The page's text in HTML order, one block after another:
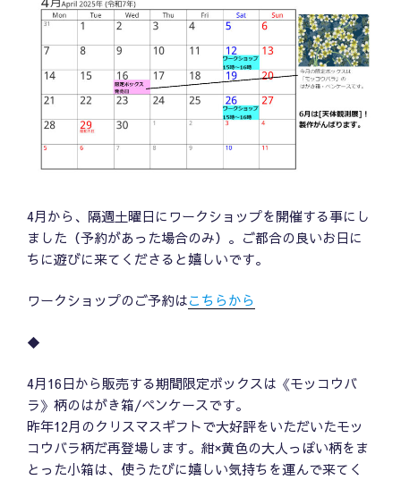
4月から、隔週土曜日にワークショップを開催する事にし
ました（予約があった場合のみ）。ご都合の良いお日に
ちに遊びに来てくださると嬉しいです。
ワークショップのご予約はこちらから
◆
4月16日から販売する期間限定ボックスは《モッコウバ
ラ》柄のはがき箱/ペンケースです。
昨年12月のクリスマスギフトで大好評をいただいたモッ
コウバラ柄だ再登場します。紺×黄色の大人っぽい柄をま
とった小箱は、使うたびに嬉しい気持ちを運んで来てく